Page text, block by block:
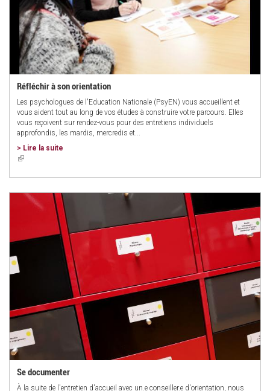
Réfléchir à son orientation
Les psychologues de l'Education Nationale (PsyEN) vous accueillent et
vous aident tout au long de vos études à construire votre parcours. Elles
vous reçoivent sur rendez-vous pour des entretiens individuels
approfondis, les mardis, mercredis et...
> Lire la suite
(link
external)
Se documenter
À la suite de l'entretien d'accueil avec un.e conseiller.e d'orientation, nous